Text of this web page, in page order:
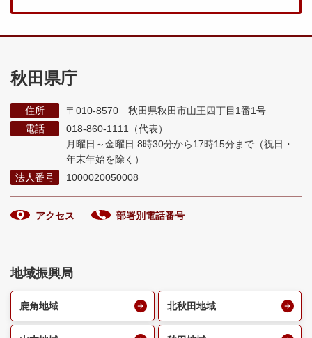
秋田県庁
住所
〒010-8570 秋田県秋田市山王四丁目1番1号
電話
018-860-1111（代表）
月曜日～金曜日 8時30分から17時15分まで （祝日・
年末年始を除く）
法人番号
1000020050008
アクセス 部署別電話番号
地域振興局
鹿角地域 北秋田地域